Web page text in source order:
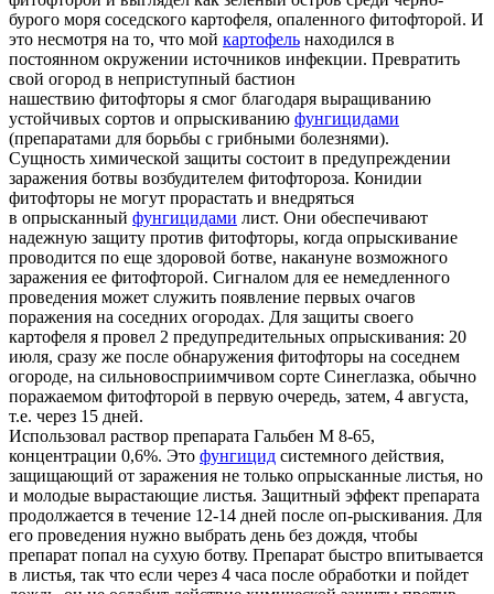
бурого моря соседского картофеля, опаленного фитофторой. И
это несмотря на то, что мой картофель находился в
постоянном окружении источников инфекции. Превратить
свой огород в неприступный бастион
нашествию фитофторы я смог благодаря выращиванию
устойчивых сортов и опрыскиванию фунгицидами
(препаратами для борьбы с грибными болезнями).
Сущность химической защиты состоит в предупреждении
заражения ботвы возбудителем фитофтороза. Конидии
фитофторы не могут прорастать и внедряться
в опрысканный фунгицидами лист. Они обеспечивают
надежную защиту против фитофторы, когда опрыскивание
проводится по еще здоровой ботве, накануне возможного
заражения ее фитофторой. Сигналом для ее немедленного
проведения может служить появление первых очагов
поражения на соседних огородах. Для защиты своего
картофеля я провел 2 предупредительных опрыскивания: 20
июля, сразу же после обнаружения фитофторы на соседнем
огороде, на сильновосприимчивом сорте Синеглазка, обычно
поражаемом фитофторой в первую очередь, затем, 4 августа,
т.е. через 15 дней.
Использовал раствор препарата Гальбен М 8-65,
концентрации 0,6%. Это фунгицид системного действия,
защищающий от заражения не только опрысканные листья, но
и молодые вырастающие листья. Защитный эффект препарата
продолжается в течение 12-14 дней после оп-рыскивания. Для
его проведения нужно выбрать день без дождя, чтобы
препарат попал на сухую ботву. Препарат быстро впитывается
в листья, так что если через 4 часа после обработки и пойдет